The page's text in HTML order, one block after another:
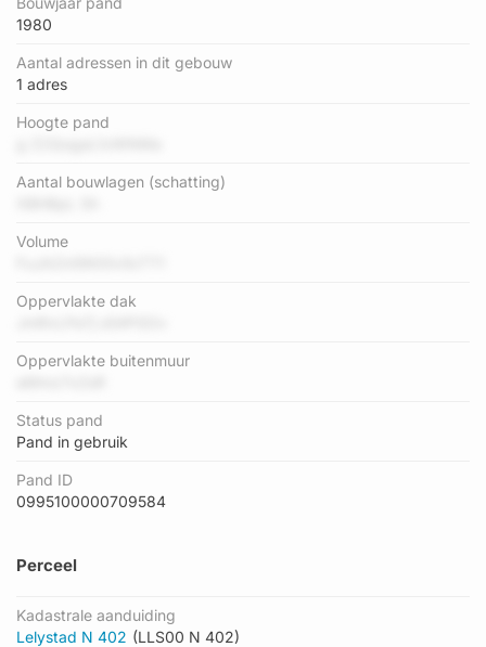
1980
Aantal adressen in dit gebouw
1 adres
Hoogte pand
Aantal bouwlagen (schatting)
Volume
Oppervlakte dak
Oppervlakte buitenmuur
Status pand
Pand in gebruik
Pand ID
0995100000709584
Perceel
Kadastrale aanduiding
Lelystad N 402 (LLS00 N 402)